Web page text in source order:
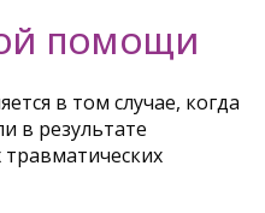
ПОМОЩИ
в том случае, когда
в результате